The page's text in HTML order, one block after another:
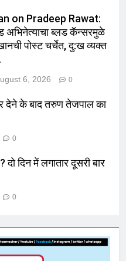
on Pradeep Rawat:
अभिनेत्याचा ब्लड कॅन्सरमुळे
पोस्ट चर्चेत, दु:ख व्यक्त
6, 2026 0
देने के बाद तरुण तेजपाल का
0
दिन में लगातार दूसरी बार
0